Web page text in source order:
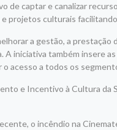
de captar e canalizar
projetos culturais
a gestão, a
A iniciativa também insere
o acesso a todos os
e Incentivo à Cultura
o incêndio na